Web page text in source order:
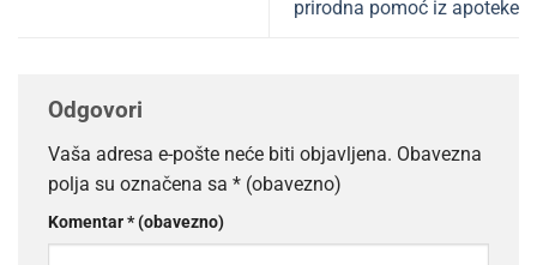
prirodna pomoć iz apoteke
Odgovori
Vaša adresa e-pošte neće biti objavljena. Obavezna
polja su označena sa * (obavezno)
Komentar* (obavezno)